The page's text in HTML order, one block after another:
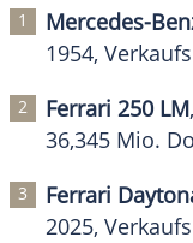
Mercedes-
1954,
Ferrari 250 LM
36,345 Mio.
Ferrari
2025,